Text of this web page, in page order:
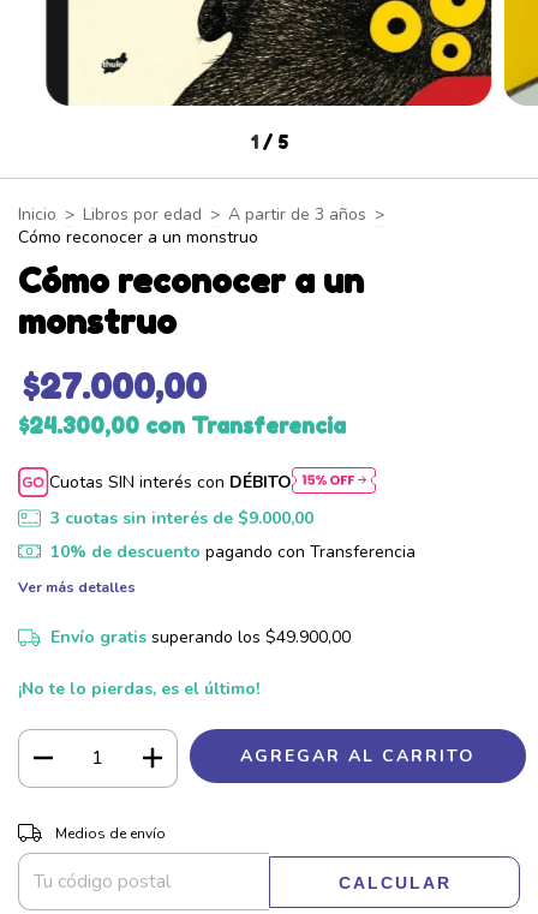
1 / 5
Inicio > Libros por edad > A partir de 3 años >
Cómo reconocer a un monstruo
Cómo reconocer a un
monstruo
$27.000,00
$24.300,00 con Transferencia
Cuotas SIN interés con DÉBITO
3 cuotas sin interés de $9.000,00
10% de descuento pagando con Transferencia
Ver más detalles
Envío gratis superando los $49.900,00
¡No te lo pierdas, es el último!
Entregas para el CP:
Medios de envío
CALCULAR